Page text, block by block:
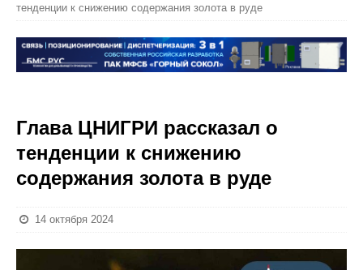
тенденции к снижению содержания золота в руде
Глава ЦНИГРИ рассказал о
тенденции к снижению
содержания золота в руде
14 октября 2024